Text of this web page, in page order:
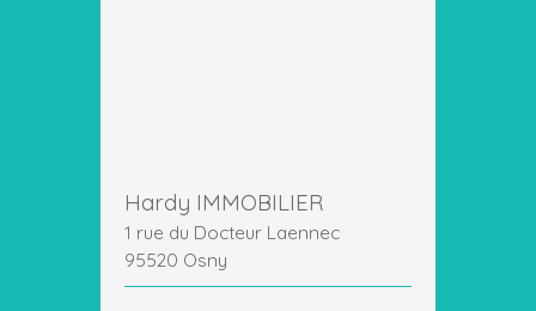
Hardy IMMOBILIER
1 rue du Docteur Laennec
95520 Osny